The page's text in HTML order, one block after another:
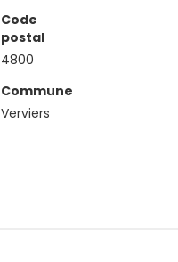
Code
postal
4800
Commune
Verviers